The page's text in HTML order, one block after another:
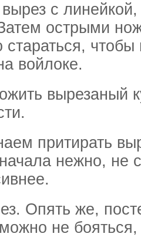
с линейкой,
острыми
войлоке.
вырезаный
притирать
нежно, не
Опять же,
не бояться,